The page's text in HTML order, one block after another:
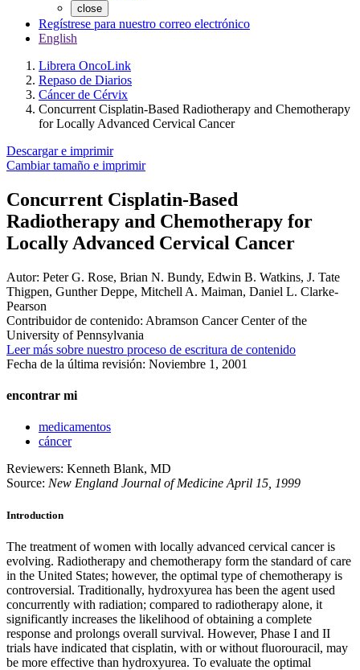
close
Regístrese para nuestro correo electrónico
English
Librera OncoLink
Repaso de Diarios
Cáncer de Cérvix
Concurrent Cisplatin-Based Radiotherapy and Chemotherapy
for Locally Advanced Cervical Cancer
Descargar e imprimir
Cambiar tamaño e imprimir
Concurrent Cisplatin-Based
Radiotherapy and Chemotherapy for
Locally Advanced Cervical Cancer
Autor: Peter G. Rose, Brian N. Bundy, Edwin B. Watkins, J. Tate
Thigpen, Gunther Deppe, Mitchell A. Maiman, Daniel L. Clarke-
Pearson
Contribuidor de contenido: Abramson Cancer Center of the
University of Pennsylvania
Leer más sobre nuestro proceso de escritura de contenido
Fecha de la última revisión: Noviembre 1, 2001
encontrar mi
medicamentos
cáncer
Reviewers: Kenneth Blank, MD
Source: New England Journal of Medicine April 15, 1999
Introduction
The treatment of women with locally advanced cervical cancer is
evolving. Radiotherapy and chemotherapy form the standard of care
in the United States; however, the optimal type of chemotherapy is
controversial. Traditionally, hydroxyurea has been the agent used
concurrently with radiation; compared to radiotherapy alone, it
significantly increases the likelihood of obtaining a complete
response and prolongs overall survival. However, Phase I and II
trials have indicated that cisplatin, with or without fluorouracil, may
be more effective than hydroxyurea. To evaluate the optimal